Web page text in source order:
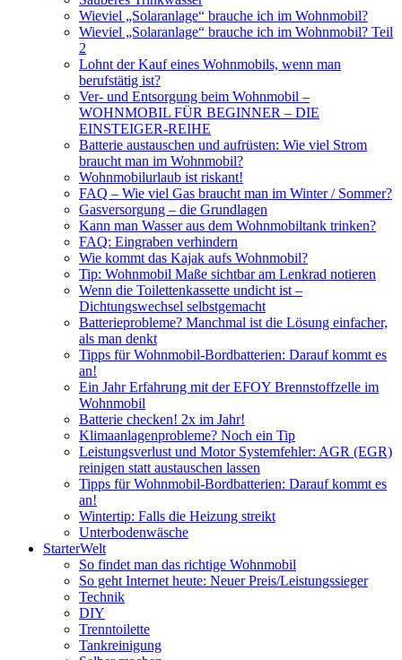
Wieviel „Solaranlage“ brauche ich im Wohnmobil?
Wieviel „Solaranlage“ brauche ich im Wohnmobil? Teil
2
Lohnt der Kauf eines Wohnmobils, wenn man
berufstätig ist?
Ver- und Entsorgung beim Wohnmobil –
WOHNMOBIL FÜR BEGINNER – DIE
EINSTEIGER-REIHE
Batterie austauschen und aufrüsten: Wie viel Strom
braucht man im Wohnmobil?
Wohnmobilurlaub ist riskant!
FAQ – Wie viel Gas braucht man im Winter / Sommer?
Gasversorgung – die Grundlagen
Kann man Wasser aus dem Wohnmobiltank trinken?
FAQ: Eingraben verhindern
Wie kommt das Kajak aufs Wohnmobil?
Tip: Wohnmobil Maße sichtbar am Lenkrad notieren
Wenn die Toilettenkassette undicht ist –
Dichtungswechsel selbstgemacht
Batterieprobleme? Manchmal ist die Lösung einfacher,
als man denkt
Tipps für Wohnmobil-Bordbatterien: Darauf kommt es
an!
Ein Jahr Erfahrung mit der EFOY Brennstoffzelle im
Wohnmobil
Batterie checken! 2x im Jahr!
Klimaanlagenprobleme? Noch ein Tip
Leistungsverlust und Motor Systemfehler: AGR (EGR)
reinigen statt austauschen lassen
Tipps für Wohnmobil-Bordbatterien: Darauf kommt es
an!
Wintertip: Falls die Heizung streikt
Unterbodenwäsche
StarterWelt
So findet man das richtige Wohnmobil
So geht Internet heute: Neuer Preis/Leistungssieger
Technik
DIY
Trenntoilette
Tankreinigung